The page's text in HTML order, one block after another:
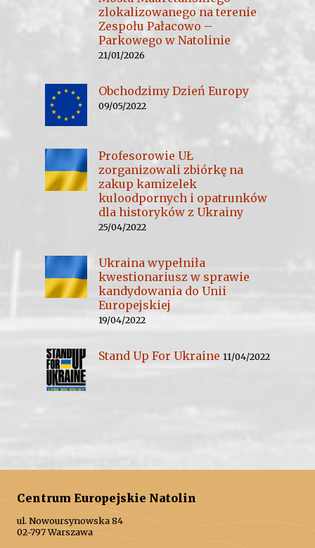
zlokalizowanego na terenie
Zespołu Pałacowo –
Parkowego w Natolinie
21/01/2026
Obchodzimy Dzień Europy
09/05/2022
Profesorowie UŁ
zorganizowali zbiórkę na
zakup kamizelek
kuloodpornych i opatrunków
dla historyków z Ukrainy
25/04/2022
Ukraina wypełniła
kwestionariusz w sprawie
kandydowania do Unii
Europejskiej
19/04/2022
Stand Up For Ukraine 11/04/2022
Centrum Europejskie Natolin
ul. Nowoursynowska 84
02-797 Warszawa